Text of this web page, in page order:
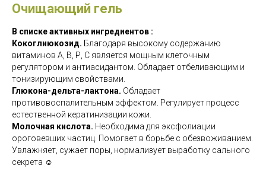
Очищающий гель
В списке активных ингредиентов :
Кокоглиюкозид. Благодаря высокому содержанию
витаминов А, В, Р, С является мощным клеточным
регулятором и антиасидантом. Обладает отбеливающим и
тонизирующим свойствами.
Глюкона-дельта-лактона. Обладает
противовоспалительным эффектом. Регулирует процесс
естественной кератинизации кожи.
Молочная кислота. Необходима для эксфолиации
ороговевших частиц. Помогает в борьбе с обезвоживанием.
Увлажняет, сужает поры, нормализует выработку сального
секрета ☺️